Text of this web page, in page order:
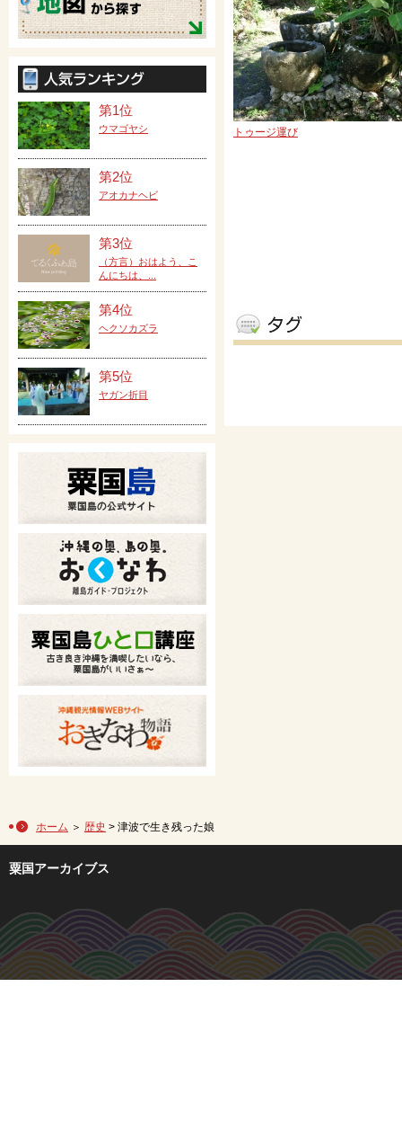
トゥージ運び
第1位
ウマゴヤシ
第2位
アオカナヘビ
第3位
（方言）おはよう、こ
んにちは、...
第4位
ヘクソカズラ
第5位
ヤガン折目
ホーム ＞ 歴史 > 津波で生き残った娘
粟国アーカイブス